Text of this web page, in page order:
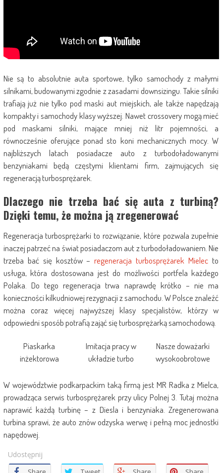
Nie są to absolutnie auta sportowe, tylko samochody z małymi
silnikami, budowanymi zgodnie z zasadami downsizingu. Takie silniki
trafiają już nie tylko pod maski aut miejskich, ale także napędzają
kompakty i samochody klasy wyższej. Nawet crossovery mogą mieć
pod maskami silniki, mające mniej niż litr pojemności, a
równocześnie oferujące ponad sto koni mechanicznych mocy. W
najbliższych latach posiadacze auto z turbodoładowanymi
benzyniakami będą częstymi klientami firm, zajmujących się
regeneracją turbosprężarek.
Dlaczego nie trzeba bać się auta z turbiną?
Dzięki temu, że można ją zregenerować
Regeneracja turbosprężarki to rozwiązanie, które pozwala zupełnie
inaczej patrzeć na świat posiadaczom aut z turbodoładowaniem. Nie
trzeba bać się kosztów –regeneracja turbosprężarek Mielec to
usługa, która dostosowana jest do możliwości portfela każdego
Polaka. Do tego regeneracja trwa naprawdę krótko – nie ma
konieczności kilkudniowej rezygnacji z samochodu. W Polsce znaleźć
można coraz więcej najwyższej klasy specjalistów, którzy w
odpowiedni sposób potrafią zająć się turbosprężarką samochodową.
Piaskarka
inżektorowa
Imitacja pracy w
układzie turbo
Nasze doważarki
wysokoobrotowe
W województwie podkarpackim taką firmą jest MR Radka z Mielca,
prowadząca serwis turbosprężarek przy ulicy Polnej 3. Tutaj można
naprawić każdą turbinę – z Diesla i benzyniaka. Zregenerowana
turbina sprawi, że auto znów odzyska werwę i pełną moc jednostki
napędowej.
Udostępnij